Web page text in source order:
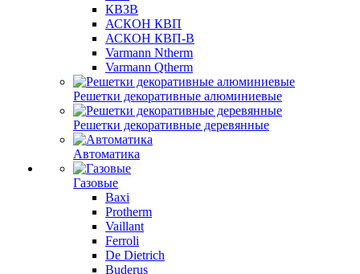
КВЗВ
АСКОН КВП
АСКОН КВП-В
Varmann Ntherm
Varmann Qtherm
Решетки декоративные алюминиевые
Решетки декоративные деревянные
Автоматика
Газовые
Baxi
Protherm
Vaillant
Ferroli
De Dietrich
Buderus